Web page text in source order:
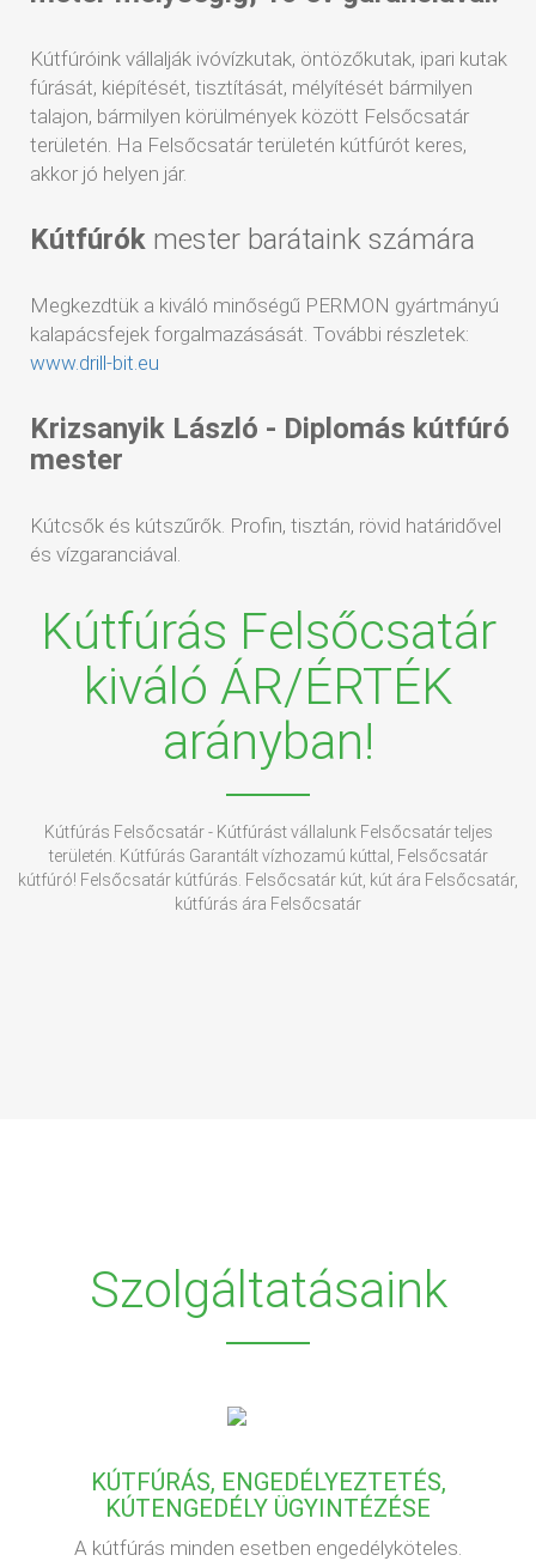
Kútfúróink vállalják ivóvízkutak, öntözőkutak, ipari kutak
fúrását, kiépítését, tisztítását, mélyítését bármilyen
talajon, bármilyen körülmények között Felsőcsatár
területén. Ha Felsőcsatár területén kútfúrót keres,
akkor jó helyen jár.
Kútfúrók mester barátaink számára
Megkezdtük a kiváló minőségű PERMON gyártmányú
kalapácsfejek forgalmazásását. További részletek:
www.drill-bit.eu
Krizsanyik László - Diplomás kútfúró
mester
Kútcsők és kútszűrők. Profin, tisztán, rövid határidővel
és vízgaranciával.
Kútfúrás Felsőcsatár
kiváló ÁR/ÉRTÉK
arányban!
Kútfúrás Felsőcsatár - Kútfúrást vállalunk Felsőcsatár teljes
területén. Kútfúrás Garantált vízhozamú kúttal, Felsőcsatár
kútfúró! Felsőcsatár kútfúrás. Felsőcsatár kút, kút ára Felsőcsatár,
kútfúrás ára Felsőcsatár
Szolgáltatásaink
KÚTFÚRÁS, ENGEDÉLYEZTETÉS,
KÚTENGEDÉLY ÜGYINTÉZÉSE
A kútfúrás minden esetben engedélyköteles.